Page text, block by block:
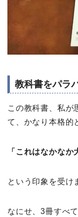
教科書をパラ
この教科書、私が
て、かなり本格的
「これはなかなか
という印象を受け
なにせ、3冊すべ